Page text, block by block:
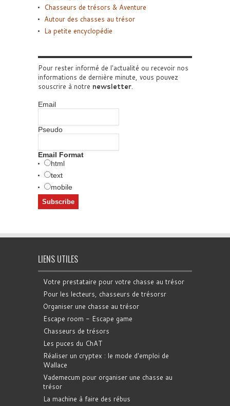
Chasseurs de trésors & Aventure
Autour des chasses au trésor
La petite encyclopédie
Pour rester informé de l'actualité ou recevoir nos
informations de dernière minute, vous pouvez
souscrire à notre newsletter.
Email
Pseudo
Email Format
html
text
mobile
LIENS UTILES
Votre prestataire pour votre chasse au trésor
Pour les lecteurs, chasseurs de trésorsr
Organiser une chasse au trésor
Escape room - Escape game
Chasseurs de trésors
Les puces du ChAT
Réaliser un cryptex : le mode d'emploi de
Wallace
Vademecum pour organiser une chasse au
trésor
La machine à faire des rébus